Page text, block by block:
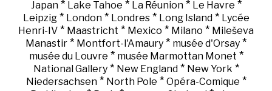
Japan* Lake Tahoe * La Réunion* Le Havre *
Leipzig* London* Londres* Long Island* Lycée
Henri-IV * Maastricht * Mexico * Milano * Mileševa
Manastir * Montfort-l'Amaury * musée d'Orsay *
musée du Louvre * musée Marmottan Monet *
National Gallery* New England* New York *
Niedersachsen* North Pole * Opéra-Comique *